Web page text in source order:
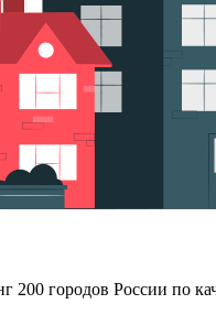
200 городов России по